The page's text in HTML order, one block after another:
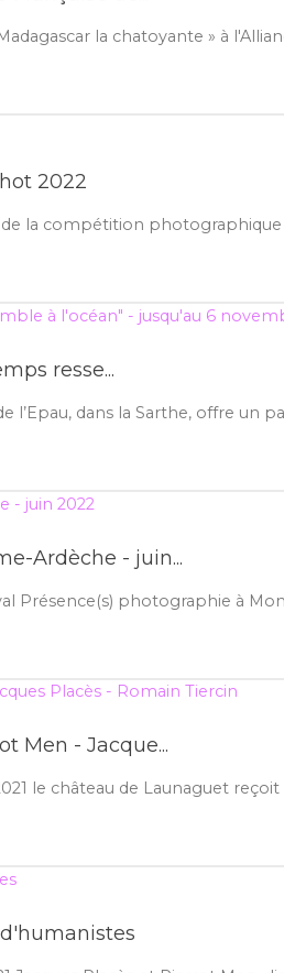
la chatoyante » à
2022
la compétition photographique
resse...
l’Epau, dans la Sarthe, offre un
Ardèche - juin...
Présence(s) photographie à
Men - Jacque...
le château de Launaguet reçoit